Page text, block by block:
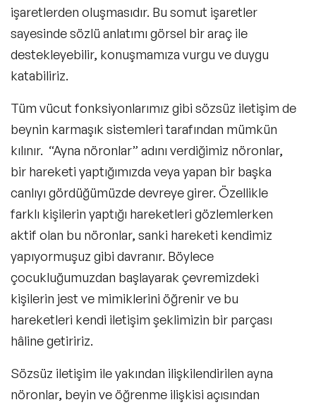
işaretlerden oluşmasıdır. Bu somut işaretler
sayesinde sözlü anlatımı görsel bir araç ile
destekleyebilir, konuşmamıza vurgu ve duygu
katabiliriz.
Tüm vücut fonksiyonlarımız gibi sözsüz iletişim de
beynin karmaşık sistemleri tarafından mümkün
kılınır. “Ayna nöronlar” adını verdiğimiz nöronlar,
bir hareketi yaptığımızda veya yapan bir başka
canlıyı gördüğümüzde devreye girer. Özellikle
farklı kişilerin yaptığı hareketleri gözlemlerken
aktif olan bu nöronlar, sanki hareketi kendimiz
yapıyormuşuz gibi davranır. Böylece
çocukluğumuzdan başlayarak çevremizdeki
kişilerin jest ve mimiklerini öğrenir ve bu
hareketleri kendi iletişim şeklimizin bir parçası
hâline getiririz.
Sözsüz iletişim ile yakından ilişkilendirilen ayna
nöronlar, beyin ve öğrenme ilişkisi açısından